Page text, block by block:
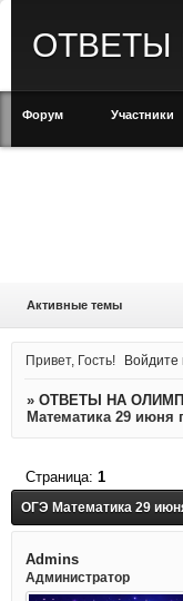
Форум Участники
Активные темы
Привет, Гость! Войдите
» ОТВЕТЫ НА
Математика 29 июня
ОГЭ Математика 29
Страница: 1
Admins
Администратор